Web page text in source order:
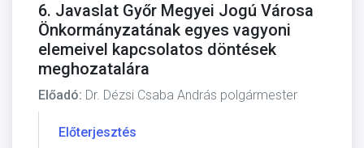
6. Javaslat Győr Megyei Jogú Városa
Önkormányzatának egyes vagyoni
elemeivel kapcsolatos döntések
meghozatalára
Előadó: Dr. Dézsi Csaba András polgármester
Előterjesztés